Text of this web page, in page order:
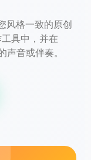
风格一致的原创
具中，并在
音或伴奏。